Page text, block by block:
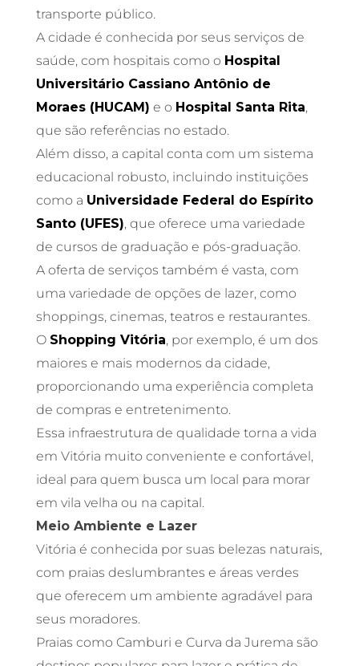
transporte público.
A cidade é conhecida por seus serviços de
saúde, com hospitais como o Hospital
Universitário Cassiano Antônio de
Moraes (HUCAM) e o Hospital Santa Rita,
que são referências no estado.
Além disso, a capital conta com um sistema
educacional robusto, incluindo instituições
como a Universidade Federal do Espírito
Santo (UFES), que oferece uma variedade
de cursos de graduação e pós-graduação.
A oferta de serviços também é vasta, com
uma variedade de opções de lazer, como
shoppings, cinemas, teatros e restaurantes.
O Shopping Vitória, por exemplo, é um dos
maiores e mais modernos da cidade,
proporcionando uma experiência completa
de compras e entretenimento.
Essa infraestrutura de qualidade torna a vida
em Vitória muito conveniente e confortável,
ideal para quem busca um local para morar
em vila velha ou na capital.
Meio Ambiente e Lazer
Vitória é conhecida por suas belezas naturais,
com praias deslumbrantes e áreas verdes
que oferecem um ambiente agradável para
seus moradores.
Praias como Camburi e Curva da Jurema são